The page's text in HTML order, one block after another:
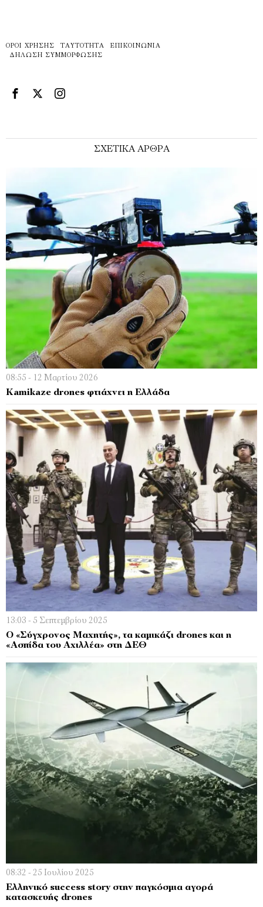
ΌΡΟΙ ΧΡΉΣΗΣ ΤΑΥΤΌΤΗΤΑ
ΕΠΙΚΟΙΝΩΝΊΑ
ΔΉΛΩΣΗ ΣΥΜΜΌΡΦΩΣΗΣ
ΣΧΕΤΙΚΑ ΑΡΘΡΑ
08:55 - 12 Μαρτίου 2026
Κamikaze drones φτιάχνει η Ελλάδα
13:03 - 5 Σεπτεμβρίου 2025
Ο «Σύγχρονος Μαχητής», τα καμικάζι drones και η
«Ασπίδα του Αχιλλέα» στη ΔΕΘ
08:32 - 25 Ιουλίου 2025
Ελληνικό success story στην παγκόσμια αγορά
κατασκευής drones